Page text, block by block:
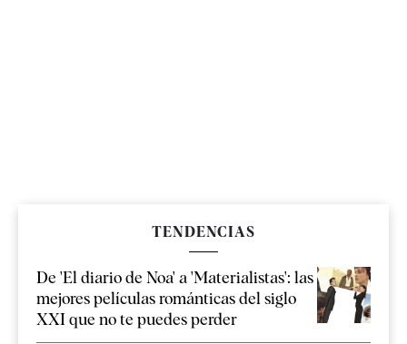
TENDENCIAS
De 'El diario de Noa' a 'Materialistas': las
mejores películas románticas del siglo
XXI que no te puedes perder